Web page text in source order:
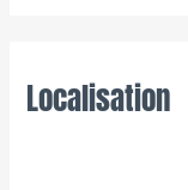
Localisation